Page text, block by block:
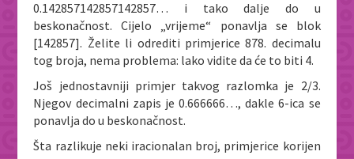
0.142857142857142857… i tako dalje do u
beskonačnost. Cijelo „vrijeme“ ponavlja se blok
[142857]. Želite li odrediti primjerice 878. decimalu
tog broja, nema problema: lako vidite da će to biti 4.
Još jednostavniji primjer takvog razlomka je 2/3.
Njegov decimalni zapis je 0.666666…, dakle 6-ica se
ponavlja do u beskonačnost.
Šta razlikuje neki iracionalan broj, primjerice korijen